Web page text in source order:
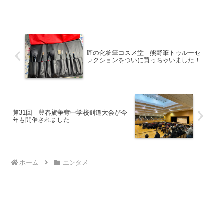
匠の化粧筆コスメ堂 熊野筆トゥルーセ
レクションをついに買っちゃいました！
第31回 豊春旗争奪中学校剣道大会が今
年も開催されました
ホーム エンタメ